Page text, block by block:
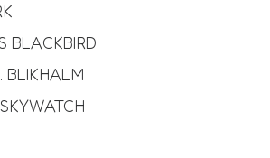
BLACKBIRD
BLIKHALM